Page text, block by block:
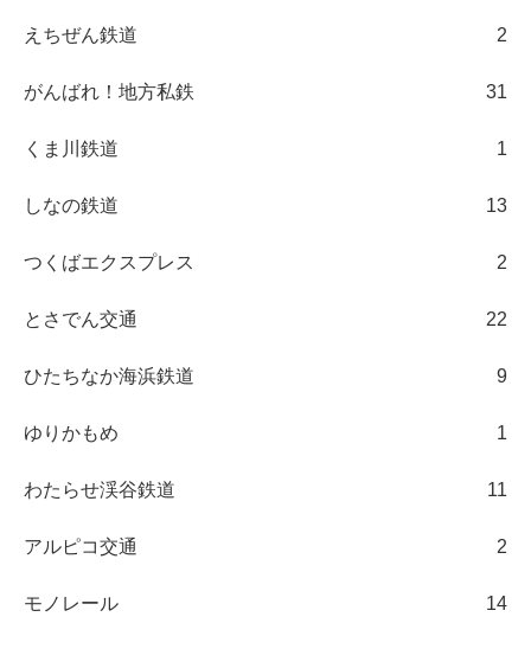
えちぜん鉄道 2
がんばれ！地方私鉄 31
くま川鉄道 1
しなの鉄道 13
つくばエクスプレス 2
とさでん交通 22
ひたちなか海浜鉄道 9
ゆりかもめ 1
わたらせ渓谷鉄道 11
アルピコ交通 2
モノレール 14